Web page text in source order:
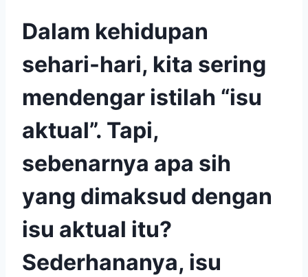
Dalam kehidupan
sehari-hari, kita sering
mendengar istilah “isu
aktual”. Tapi,
sebenarnya apa sih
yang dimaksud dengan
isu aktual itu?
Sederhananya, isu